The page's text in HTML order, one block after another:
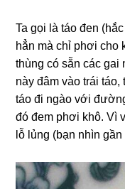
Ta gọi là táo đen
hẳn mà chỉ phơi cho
thùng có sẵn các gai
này đâm vào trái
táo đi ngào với
đó đem phơi khô. Vì
lỗ lủng (bạn nhìn